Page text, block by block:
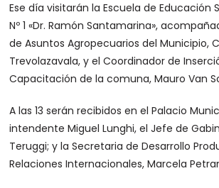
Ese día visitarán la Escuela de Educación
Nº 1 «Dr. Ramón Santamarina»,
de Asuntos Agropecuarios del Municipio,
Trevolazavala, y el Coordinador de
Capacitación de la comuna, Mauro Van
A las 13 serán recibidos en el Palacio
intendente Miguel Lunghi, el Jefe de
Teruggi; y la Secretaria de Desarrollo
Relaciones Internacionales, Marcela